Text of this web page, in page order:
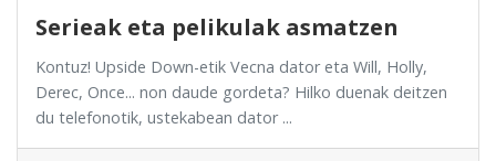
Serieak eta pelikulak asmatzen
Kontuz! Upside Down-etik Vecna dator eta Will, Holly,
Derec, Once... non daude gordeta? Hilko duenak deitzen
du telefonotik, ustekabean dator ...